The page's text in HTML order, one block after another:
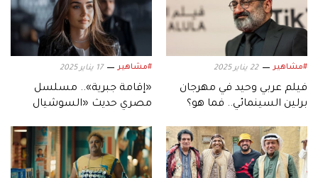
#مشاهير 22 يناير 2025
فيلم عربي وحيد في مهرجان
برلين السينمائي.. فما هو؟
#مشاهير 17 يناير 2025
«إقامة جبرية».. مسلسل
مصري حديث «السوشيال